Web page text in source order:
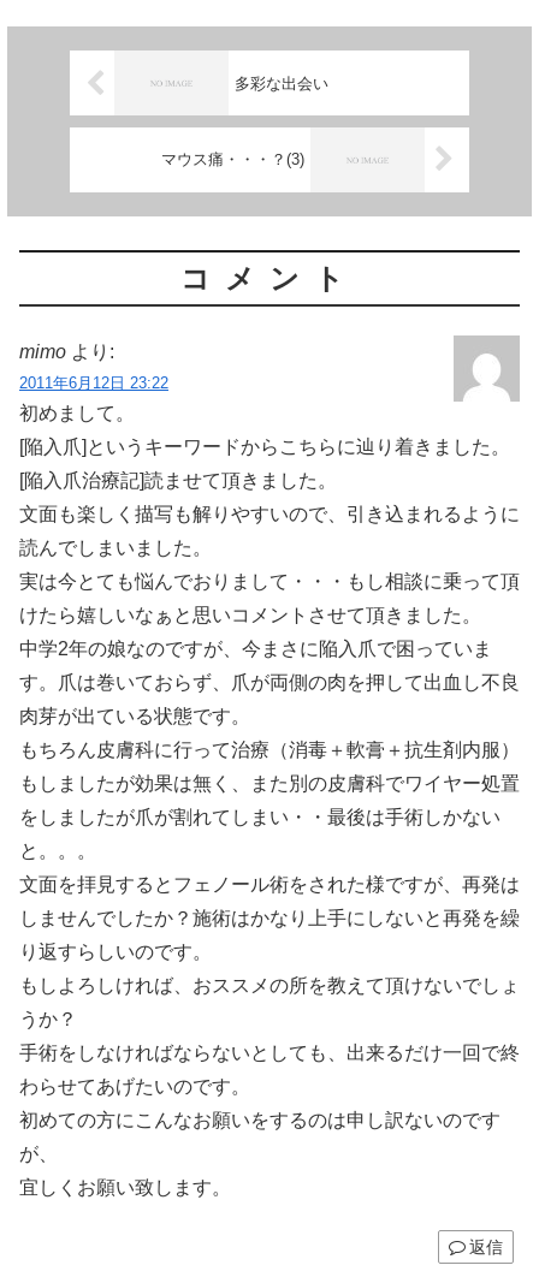
多彩な出会い
マウス痛・・・？(3)
コメント
mimo より:
2011年6月12日 23:22
初めまして。
[陥入爪]というキーワードからこちらに辿り着きました。
[陥入爪治療記]読ませて頂きました。
文面も楽しく描写も解りやすいので、引き込まれるように
読んでしまいました。
実は今とても悩んでおりまして・・・もし相談に乗って頂
けたら嬉しいなぁと思いコメントさせて頂きました。
中学2年の娘なのですが、今まさに陥入爪で困っていま
す。爪は巻いておらず、爪が両側の肉を押して出血し不良
肉芽が出ている状態です。
もちろん皮膚科に行って治療（消毒＋軟膏＋抗生剤内服）
もしましたが効果は無く、また別の皮膚科でワイヤー処置
をしましたが爪が割れてしまい・・最後は手術しかない
と。。。
文面を拝見するとフェノール術をされた様ですが、再発は
しませんでしたか？施術はかなり上手にしないと再発を繰
り返すらしいのです。
もしよろしければ、おススメの所を教えて頂けないでしょ
うか？
手術をしなければならないとしても、出来るだけ一回で終
わらせてあげたいのです。
初めての方にこんなお願いをするのは申し訳ないのです
が、
宜しくお願い致します。
返信